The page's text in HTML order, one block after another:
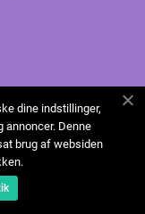
dine indstillinger,
Denne
brug af websiden